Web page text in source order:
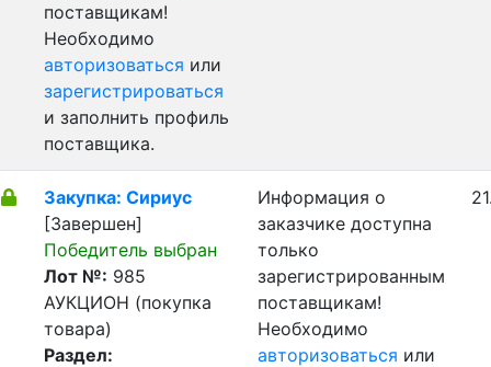
поставщикам!
Необходимо
авторизоваться или
зарегистрироваться
и заполнить профиль
поставщика.
Закупка: Сириус
[Завершен]
Победитель выбран
Лот №: 985
АУКЦИОН (покупка
товара)
Раздел:
Информация о
заказчике доступна
только
зарегистрированным
поставщикам!
Необходимо
авторизоваться или